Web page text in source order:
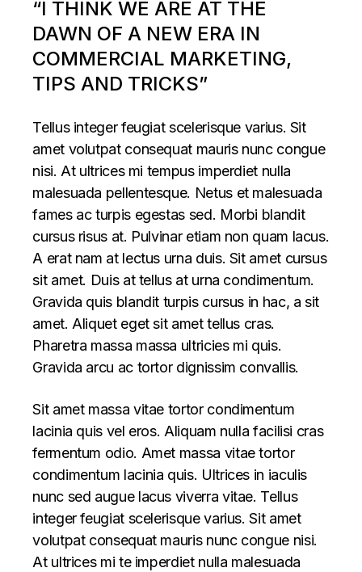
“I THINK WE ARE AT THE
DAWN OF A NEW ERA IN
COMMERCIAL MARKETING,
TIPS AND TRICKS”
Tellus integer feugiat scelerisque varius. Sit
amet volutpat consequat mauris nunc congue
nisi. At ultrices mi tempus imperdiet nulla
malesuada pellentesque. Netus et malesuada
fames ac turpis egestas sed. Morbi blandit
cursus risus at. Pulvinar etiam non quam lacus.
A erat nam at lectus urna duis. Sit amet cursus
sit amet. Duis at tellus at urna condimentum.
Gravida quis blandit turpis cursus in hac, a sit
amet. Aliquet eget sit amet tellus cras.
Pharetra massa massa ultricies mi quis.
Gravida arcu ac tortor dignissim convallis.
Sit amet massa vitae tortor condimentum
lacinia quis vel eros. Aliquam nulla facilisi cras
fermentum odio. Amet massa vitae tortor
condimentum lacinia quis. Ultrices in iaculis
nunc sed augue lacus viverra vitae. Tellus
integer feugiat scelerisque varius. Sit amet
volutpat consequat mauris nunc congue nisi.
At ultrices mi te imperdiet nulla malesuada